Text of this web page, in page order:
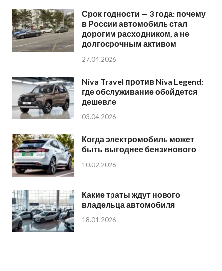
Срок годности — 3 года: почему
в России автомобиль стал
дорогим расходником, а не
долгосрочным активом
27.04.2026
Niva Travel против Niva Legend:
где обслуживание обойдется
дешевле
03.04.2026
Когда электромобиль может
быть выгоднее бензинового
10.02.2026
Какие траты ждут нового
владельца автомобиля
18.01.2026